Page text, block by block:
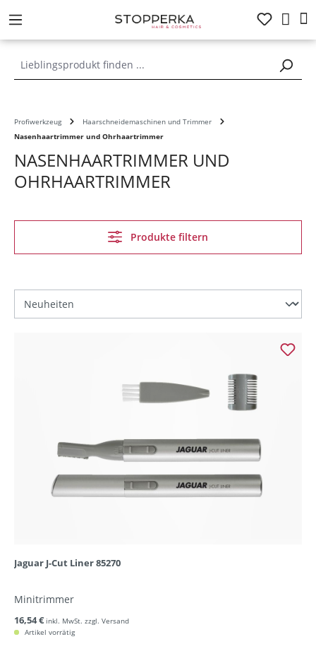
springen
Profiwerkzeug
Haarschneidemaschinen und Trimmer
Nasenhaartrimmer und Ohrhaartrimmer
NASENHAARTRIMMER UND
OHRHAARTRIMMER
Produkte filtern
Jaguar J-Cut Liner 85270
Minitrimmer
16,54 € inkl. MwSt. zzgl. Versand
Artikel vorrätig